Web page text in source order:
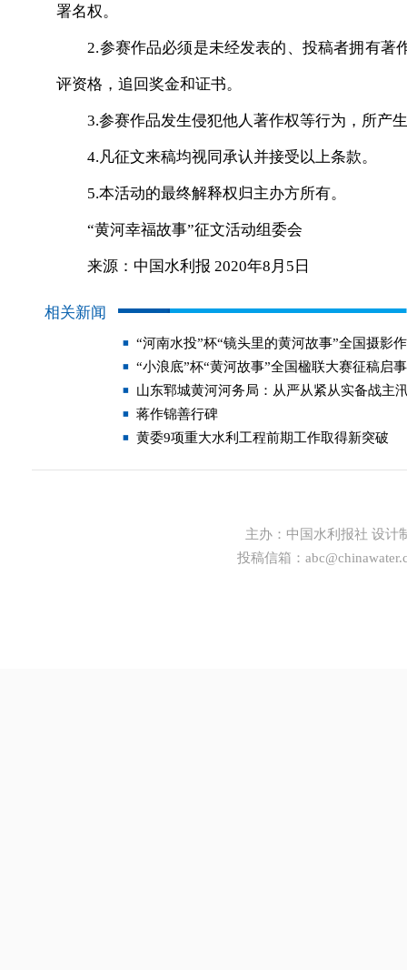
署名权。
2.参赛作品必须是未经发表的、投稿者拥有著
评资格，追回奖金和证书。
3.参赛作品发生侵犯他人著作权等行为，所产
4.凡征文来稿均视同承认并接受以上条款。
5.本活动的最终解释权归主办方所有。
“黄河幸福故事”征文活动组委会
来源：中国水利报 2020年8月5日
相关新闻
“河南水投”杯“镜头里的黄河故事”全国摄影
“小浪底”杯“黄河故事”全国楹联大赛征稿启事
山东郓城黄河河务局：从严从紧从实备战主
蒋作锦善行碑
黄委9项重大水利工程前期工作取得新突破
主办： 中国水利报社 设计
投稿信箱：